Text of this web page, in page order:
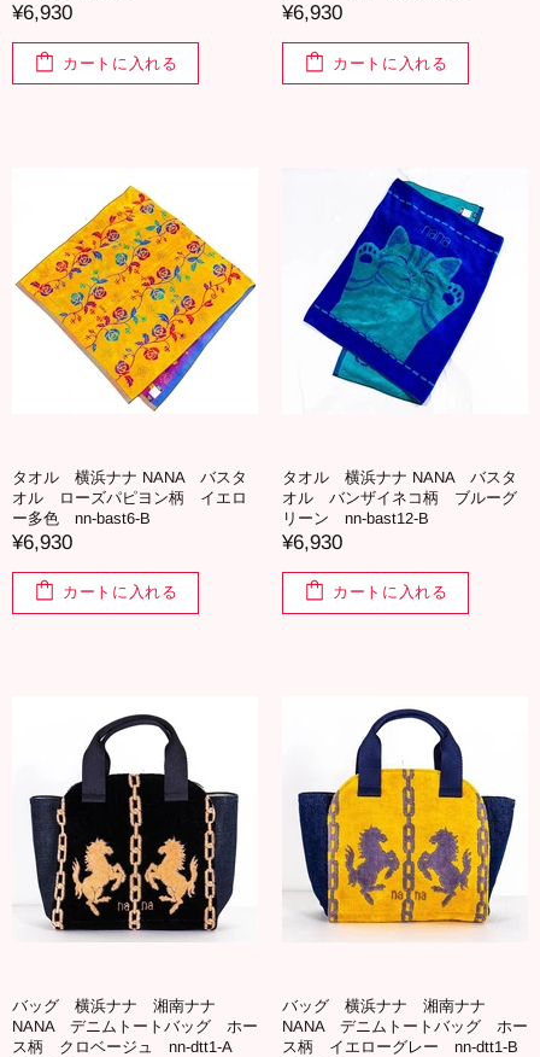
¥6,930
カートに入れる
¥6,930
カートに入れる
タオル 横浜ナナ NANA バスタ
オル ローズパピヨン柄 イエロ
ー多色 nn-bast6-B
¥6,930
カートに入れる
タオル 横浜ナナ NANA バスタ
オル バンザイネコ柄 ブルーグ
リーン nn-bast12-B
¥6,930
カートに入れる
バッグ 横浜ナナ 湘南ナナ
NANA デニムトートバッグ ホー
ス柄 クロベージュ nn-dtt1-A
バッグ 横浜ナナ 湘南ナナ
NANA デニムトートバッグ ホー
ス柄 イエローグレー nn-dtt1-B